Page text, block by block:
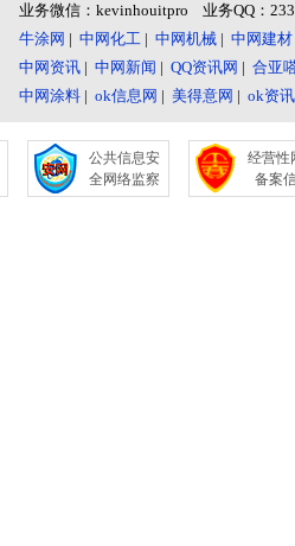
业务微信：kevinhouitpro 业务QQ：
牛涂网 | 中网化工 | 中网机械 | 中网建材
中网资讯 | 中网新闻 | QQ资讯网 | 合亚
中网涂料 | ok信息网 | 美得意网 | ok资
公共信息安
全网络监察
经营性
备案